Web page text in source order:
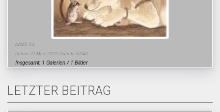
NAME: fux
Datum: 27.März 2022 / Aufrufe 50545
Insgesamt: 1 Galerien / 1 Bilder
LETZTER BEITRAG